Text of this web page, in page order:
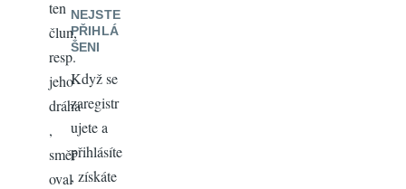
ten
člun,
resp.
jeho
dráha
,
směř
oval
NEJSTE
PŘIHLÁ
ŠENI
Když se
zaregistr
ujete a
přihlásíte
, získáte